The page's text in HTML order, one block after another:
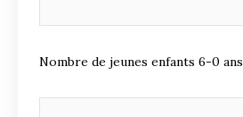
Nombre de jeunes enfants 6-0 ans